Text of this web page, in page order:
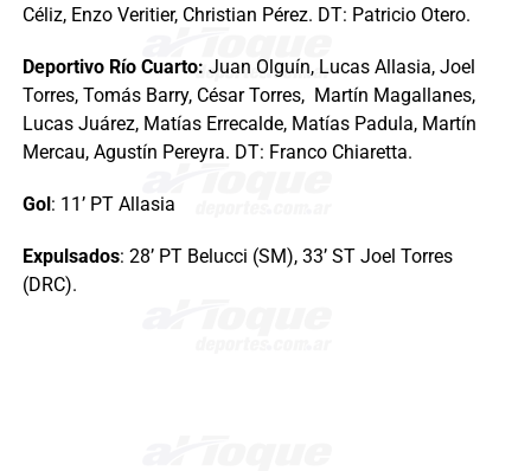
Céliz, Enzo Veritier, Christian Pérez. DT: Patricio Otero.
Deportivo Río Cuarto: Juan Olguín, Lucas Allasia, Joel
Torres, Tomás Barry, César Torres, Martín Magallanes,
Lucas Juárez, Matías Errecalde, Matías Padula, Martín
Mercau, Agustín Pereyra. DT: Franco Chiaretta.
Gol : 11’ PT Allasia
Expulsados: 28’ PT Belucci (SM), 33’ ST Joel Torres
(DRC).